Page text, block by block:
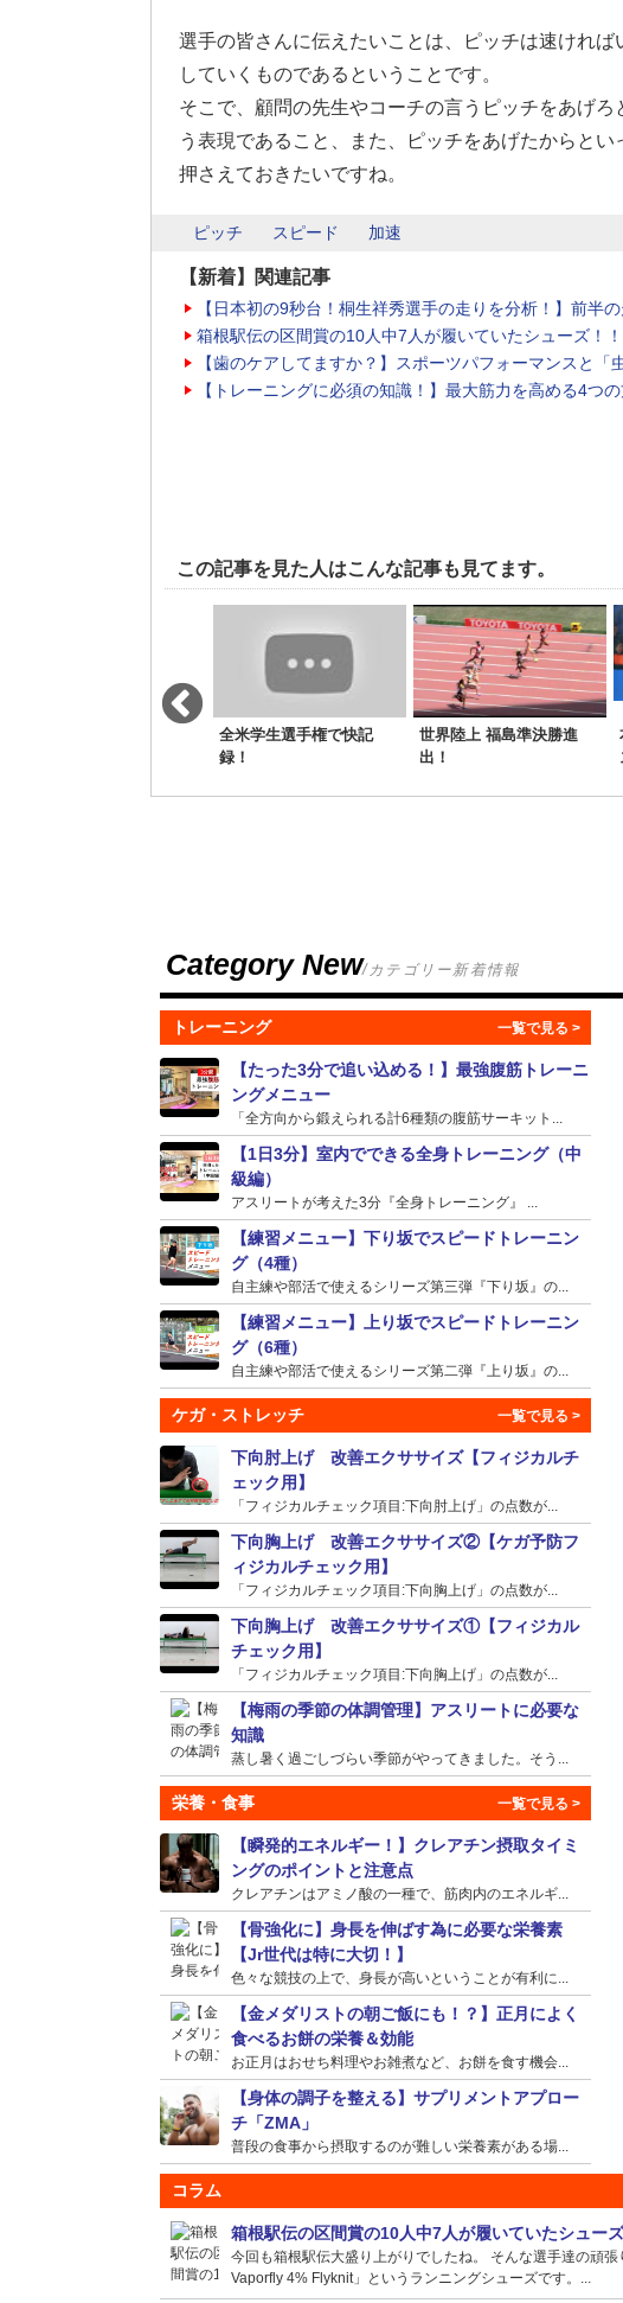
選手の皆さんに伝えたいことは、ピッチは速けれ
していくものであるということです。
そこで、顧問の先生やコーチの言うピッチをあげ
う表現であること、また、ピッチをあげたからと
押さえておきたいですね。
ピッチ スピード 加速
【新着】関連記事
【日本初の9秒台！桐生祥秀選手の走りを分析！】前半の
箱根駅伝の区間賞の10人中7人が履いていたシューズ！！
【歯のケアしてますか？】スポーツパフォーマンスと「
【トレーニングに必須の知識！】最大筋力を高める4つ
この記事を見た人はこんな記事も見てます。
全米学生選手権で快記
録！
世界陸上 福島準決勝進
出！
Category New/カテゴリー新着情報
トレーニング
【たった3分で追い込める！】最強腹筋トレーニ
ングメニュー
「全方向から鍛えられる計6種類の腹筋サーキット...
【1日3分】室内でできる全身トレーニング（中
級編）
アスリートが考えた3分『全身トレーニング』 ...
【練習メニュー】下り坂でスピードトレーニン
グ（4種）
自主練や部活で使えるシリーズ第三弾『下り坂』の...
【練習メニュー】上り坂でスピードトレーニン
グ（6種）
自主練や部活で使えるシリーズ第二弾『上り坂』の...
ケガ・ストレッチ
下向肘上げ 改善エクササイズ【フィジカルチ
ェック用】
「フィジカルチェック項目:下向肘上げ」の点数が...
下向胸上げ 改善エクササイズ②【ケガ予防フ
ィジカルチェック用】
「フィジカルチェック項目:下向胸上げ」の点数が...
下向胸上げ 改善エクササイズ①【フィジカル
チェック用】
「フィジカルチェック項目:下向胸上げ」の点数が...
【梅雨の季節の体調管理】アスリートに必要な
知識
蒸し暑く過ごしづらい季節がやってきました。そう...
栄養・食事
【瞬発的エネルギー！】クレアチン摂取タイミ
ングのポイントと注意点
クレアチンはアミノ酸の一種で、筋肉内のエネルギ...
【骨強化に】身長を伸ばす為に必要な栄養素
【Jr世代は特に大切！】
色々な競技の上で、身長が高いということが有利に...
【金メダリストの朝ご飯にも！？】正月によく
食べるお餅の栄養＆効能
お正月はおせち料理やお雑煮など、お餅を食す機会...
【身体の調子を整える】サプリメントアプロー
チ「ZMA」
普段の食事から摂取するのが難しい栄養素がある場...
コラム
箱根駅伝の区間賞の10人中7人が履いていたシューズ
今回も箱根駅伝大盛り上がりでしたね。 そんな選手達の頑
Vaporfly 4% Flyknit」というランニングシューズです。...